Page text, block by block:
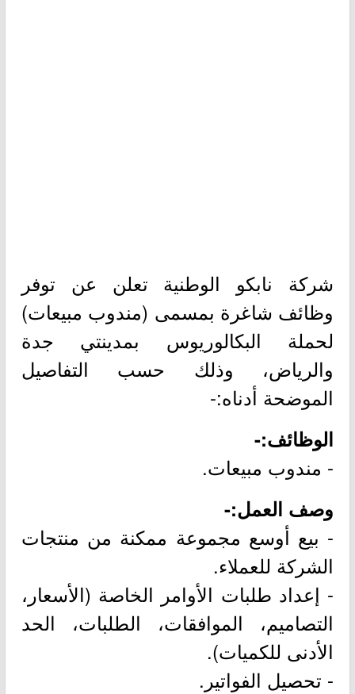
شركة نابكو الوطنية تعلن عن توفر
وظائف شاغرة بمسمى (مندوب مبيعات)
لحملة البكالوريوس بمدينتي جدة
والرياض، وذلك حسب التفاصيل
الموضحة أدناه:-
الوظائف:-
- مندوب مبيعات.
وصف العمل:-
- بيع أوسع مجموعة ممكنة من منتجات
الشركة للعملاء.
- إعداد طلبات الأوامر الخاصة (الأسعار،
التصاميم، الموافقات، الطلبات، الحد
الأدنى للكميات).
- تحصيل الفواتير.